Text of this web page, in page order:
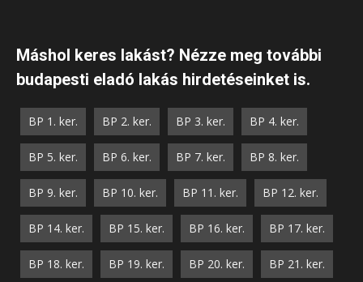
Máshol keres lakást? Nézze meg további
budapesti eladó lakás hirdetéseinket is.
BP 1. ker. BP 2. ker. BP 3. ker. BP 4. ker.
BP 5. ker. BP 6. ker. BP 7. ker. BP 8. ker.
BP 9. ker. BP 10. ker. BP 11. ker. BP 12. ker.
BP 14. ker. BP 15. ker. BP 16. ker. BP 17. ker.
BP 18. ker. BP 19. ker. BP 20. ker. BP 21. ker.